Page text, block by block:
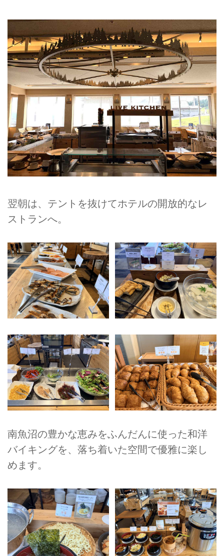
翌朝は、テントを抜けてホテルの開放的なレ
ストランへ。
南魚沼の豊かな恵みをふんだんに使った和洋
バイキングを、落ち着いた空間で優雅に楽し
めます。